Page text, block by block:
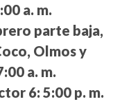
a. m.
parte baja,
Olmos y
a. m.
6: 5:00 p. m.